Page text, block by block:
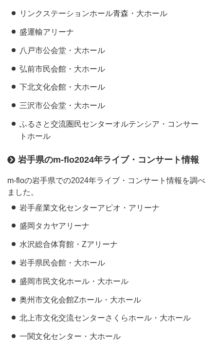
リンクステーションホール青森・大ホール
盛運輸アリーナ
八戸市公会堂・大ホール
弘前市民会館・大ホール
下北文化会館・大ホール
三沢市公会堂・大ホール
ふるさと交流圏民センターオルテンシア・コンサー
トホール
岩手県のm-flo2024年ライブ・コンサート情報
m-floの岩手県での2024年ライブ・コンサート情報を調べ
ました。
岩手産業文化センターアピオ・アリーナ
盛岡タカヤアリーナ
水沢総合体育館・Zアリーナ
岩手県民会館・大ホール
盛岡市民文化ホール・大ホール
奥州市文化会館Zホール・大ホール
北上市文化交流センターさくらホール・大ホール
一関文化センター・大ホール